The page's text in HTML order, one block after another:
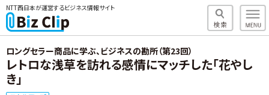
NTT西日本が運営するビジネス情報サイト
ロングセラー商品に学ぶ、ビジネスの勘所（第23回）
レトロな浅草を訪れる感情にマッチした「花やし
き」